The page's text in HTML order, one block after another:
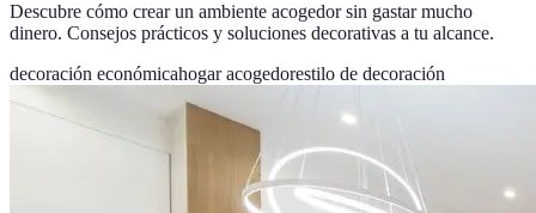
Descubre cómo crear un ambiente acogedor sin gastar mucho
dinero. Consejos prácticos y soluciones decorativas a tu alcance.
decoración económicahogar acogedorestilo de decoración